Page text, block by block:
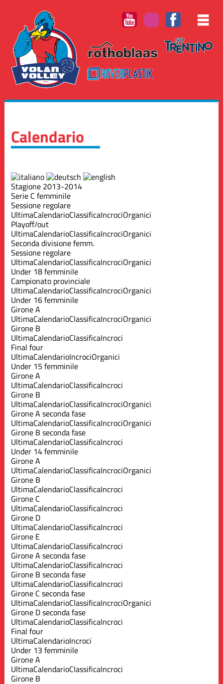
Calendario
Stagione 2013-2014
Serie C femminile
Sessione regolare
UltimaCalendarioClassificaIncrociOrganici
Playoff/out
UltimaCalendarioClassificaIncrociOrganici
Seconda divisione femm.
Sessione regolare
UltimaCalendarioClassificaIncrociOrganici
Under 18 femminile
Campionato provinciale
UltimaCalendarioClassificaIncrociOrganici
Under 16 femminile
Girone A
UltimaCalendarioClassificaIncrociOrganici
Girone B
UltimaCalendarioClassificaIncroci
Final four
UltimaCalendarioIncrociOrganici
Under 15 femminile
Girone A
UltimaCalendarioClassificaIncroci
Girone B
UltimaCalendarioClassificaIncrociOrganici
Girone A seconda fase
UltimaCalendarioClassificaIncrociOrganici
Girone B seconda fase
UltimaCalendarioClassificaIncroci
Under 14 femminile
Girone A
UltimaCalendarioClassificaIncrociOrganici
Girone B
UltimaCalendarioClassificaIncroci
Girone C
UltimaCalendarioClassificaIncroci
Girone D
UltimaCalendarioClassificaIncroci
Girone E
UltimaCalendarioClassificaIncroci
Girone A seconda fase
UltimaCalendarioClassificaIncroci
Girone B seconda fase
UltimaCalendarioClassificaIncroci
Girone C seconda fase
UltimaCalendarioClassificaIncrociOrganici
Girone D seconda fase
UltimaCalendarioClassificaIncroci
Final four
UltimaCalendarioIncroci
Under 13 femminile
Girone A
UltimaCalendarioClassificaIncroci
Girone B